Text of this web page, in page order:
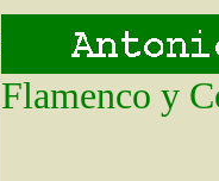
Flamenco y